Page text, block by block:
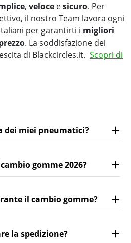
, veloce esicuro. Per
il nostro Team lavora ogni
per garantirti i migliori
. La soddisfazione dei
di Blackcircles.it. Scopri di
dei miei pneumatici?
gomme 2026?
il cambio gomme?
la spedizione?